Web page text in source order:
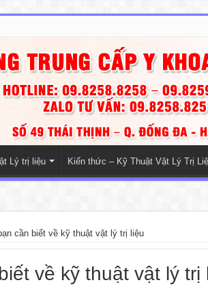
Lý trị liệu Kiến thức – Kỹ Thuật Vật Lý Trị
cần biết về kỹ thuật vật lý trị liệu
về kỹ thuật vật lý trị